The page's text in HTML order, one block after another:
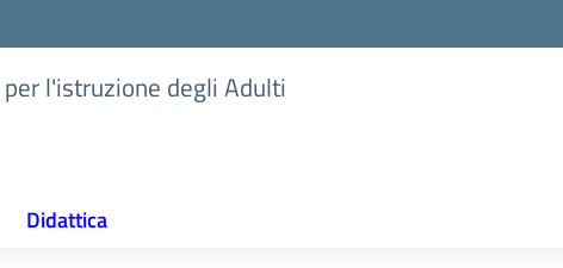
l'istruzione degli Adulti
Didattica